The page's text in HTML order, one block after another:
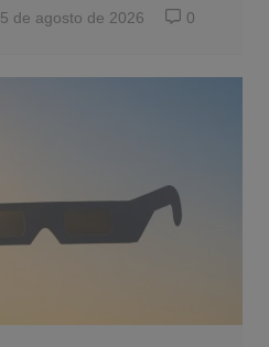
5 de agosto de 2026 0